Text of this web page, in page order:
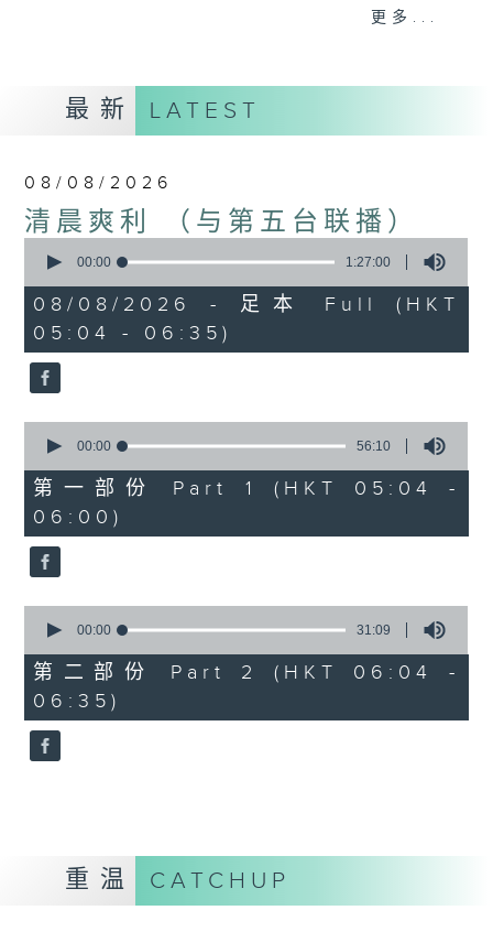
清晨爽利之齐齐做早操
更多...
最新 LATEST
08/08/2026
清晨爽利 （与第五台联播）
seconds
1
hour,
27
minutes,
0
seconds
00:00 1:27:00
08/08/2026 - 足本 Full (HKT
05:04 - 06:35)
seconds
56
minutes,
10
seconds
00:00 56:10
第一部份 Part 1 (HKT 05:04 -
06:00)
seconds
31
minutes,
9
seconds
00:00 31:09
第二部份 Part 2 (HKT 06:04 -
06:35)
重温 CATCHUP